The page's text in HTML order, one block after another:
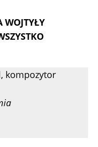
WOJTYŁY
kompozytor